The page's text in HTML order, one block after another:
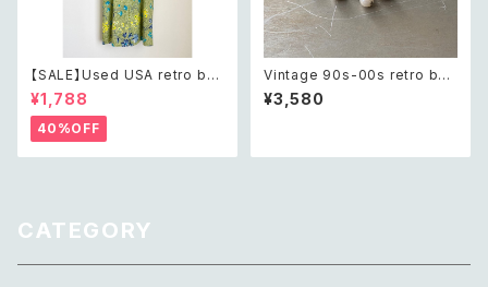
【SALE】Used USA retro bot
anical flower salopette sh
ort pants レトロ アメリカ ユー
ズド 古着 ライトグリーン ボタニ
カル フラワー サロペット ショー
トパンツ
¥1,788
40%OFF
Vintage 90s-00s retro bot
anical crystal bijou×pearl
bracelet レトロ ヴィンテージ
ット
¥3,580
CATEGORY